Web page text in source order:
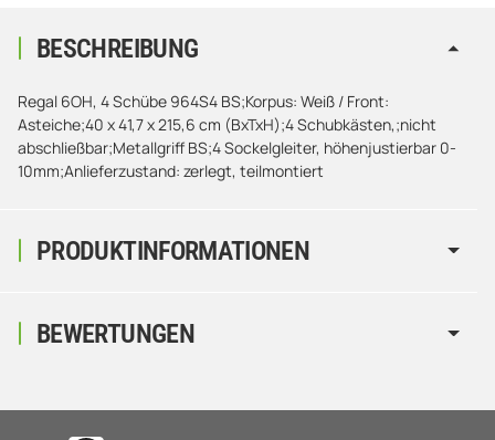
PRODUKTINFORMATIONEN
BESCHREIBUNG
Regal 6OH, 4 Schübe 964S4 BS;Korpus: Weiß / Front:
Asteiche;40 x 41,7 x 215,6 cm (BxTxH);4 Schubkästen,;nicht
abschließbar;Metallgriff BS;4 Sockelgleiter, höhenjustierbar 0-
10mm;Anlieferzustand: zerlegt, teilmontiert
BEWERTUNGEN